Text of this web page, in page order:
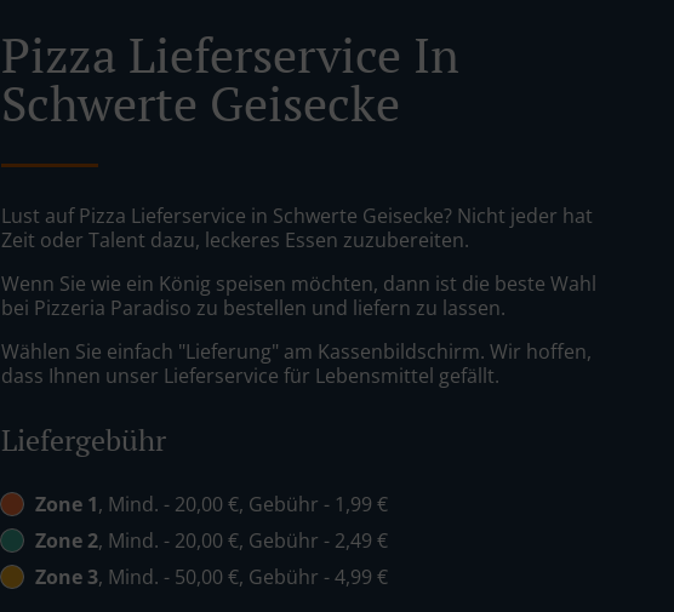
Pizza Lieferservice In
Schwerte Geisecke
Lust auf Pizza Lieferservice in Schwerte Geisecke? Nicht jeder hat
Zeit oder Talent dazu, leckeres Essen zuzubereiten.
Wenn Sie wie ein König speisen möchten, dann ist die beste Wahl
bei Pizzeria Paradiso zu bestellen und liefern zu lassen.
Wählen Sie einfach "Lieferung" am Kassenbildschirm. Wir hoffen,
dass Ihnen unser Lieferservice für Lebensmittel gefällt.
Liefergebühr
Zone 1, Mind. - 20,00 €, Gebühr - 1,99 €
Zone 2, Mind. - 20,00 €, Gebühr - 2,49 €
Zone 3, Mind. - 50,00 €, Gebühr - 4,99 €